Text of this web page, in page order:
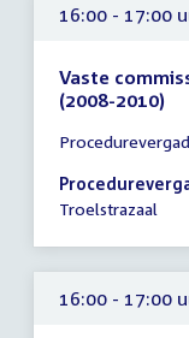
16:00 - 17:00
Vaste
(2008-2010)
vergadering
16:00
-
uur
Troelstrazaal
16:00 - 17:00